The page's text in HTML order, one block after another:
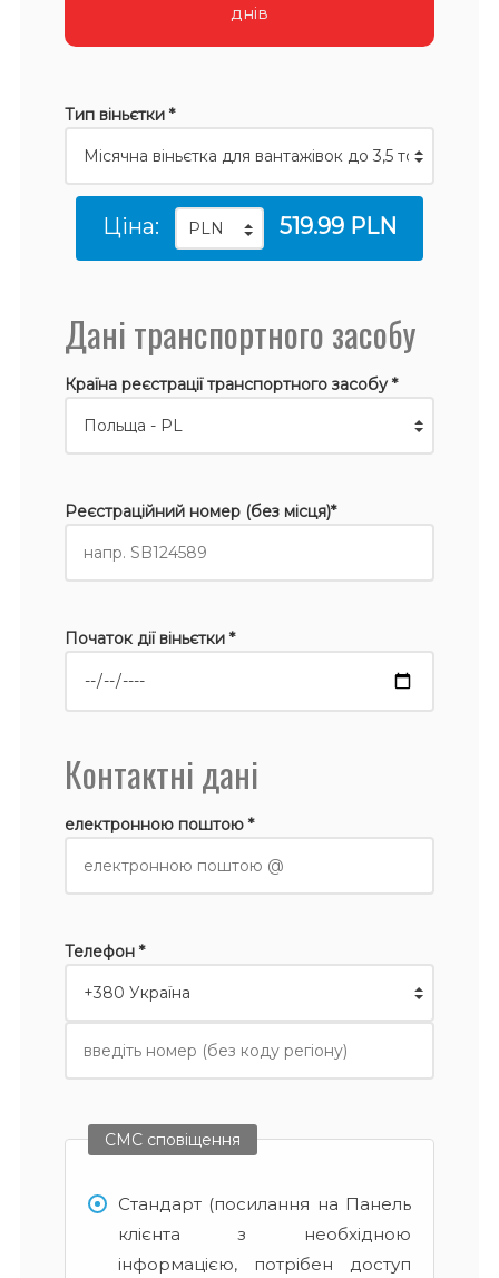
днів
Тип віньєтки *
Ціна: 519.99 PLN
Дані транспортного засобу
Країна реєстрації транспортного засобу *
Реєстраційний номер (без місця)*
Початок дії віньєтки *
Контактні дані
електронною поштою *
Телефон *
СМС сповіщення
Стандарт (посилання на Панель
клієнта з необхідною
інформацією, потрібен доступ